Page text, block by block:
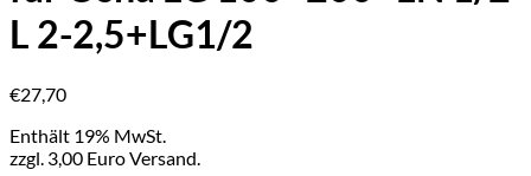
L 2-2,5+LG1/2
€27,70
Enthält 19% MwSt.
zzgl. 3,00 Euro Versand.